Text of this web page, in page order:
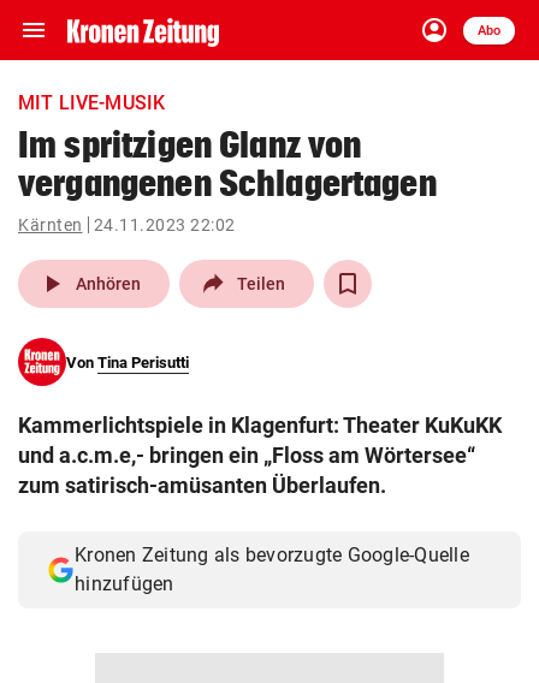
menu Navigation
ein-/ausklappen
account_circle
Anmelden
Abo
close Schließen
account_circle Anmelden
arrow_right
pin_drop
Wien arrow_right
search
eingeben
© Krone Multimedia GmbH & Co KG 2026
Muthgasse 2, 1190 Wien
MIT LIVE-MUSIK
Im spritzigen Glanz von
vergangenen Schlagertagen
Kärnten 24.11.2023 22:02
play_arrow Anhören Teilen
Von Tina Perisutti
Kammerlichtspiele in Klagenfurt: Theater KuKuKK
und a.c.m.e,- bringen ein „Floss am Wörtersee“
zum satirisch-amüsanten Überlaufen.
Kronen Zeitung als bevorzugte Google-Quelle
hinzufügen